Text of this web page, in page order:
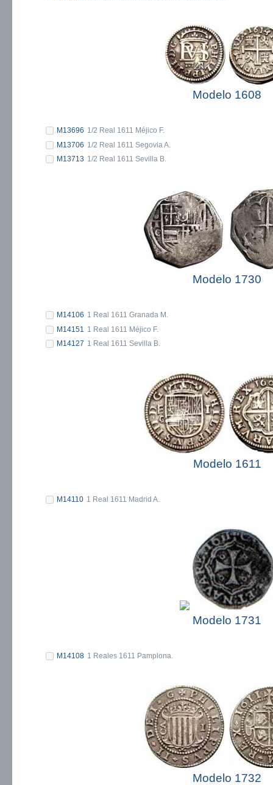
Modelo 1608
M13696 1/2 Real 1611 Méjico F.
M13706 1/2 Real 1611 Segovia A.
M13713 1/2 Real 1611 Sevilla B.
Modelo 1730
M14106 1 Real 1611 Granada M.
M14151
1 Real 1611 Méjico F.
M14127 1 Real 1611 Sevilla B.
Modelo 1611
M14110 1 Real 1611 Madrid A.
Modelo 1731
M14108 1 Reales 1611 Pamplona.
Modelo 1732